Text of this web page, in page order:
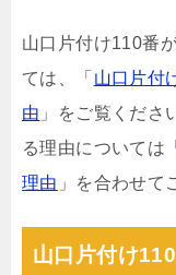
山口片付け110番
ては、「 山口片付
由 」をご覧くださ
る理由については「
理由 」を合わせて
山口片付け